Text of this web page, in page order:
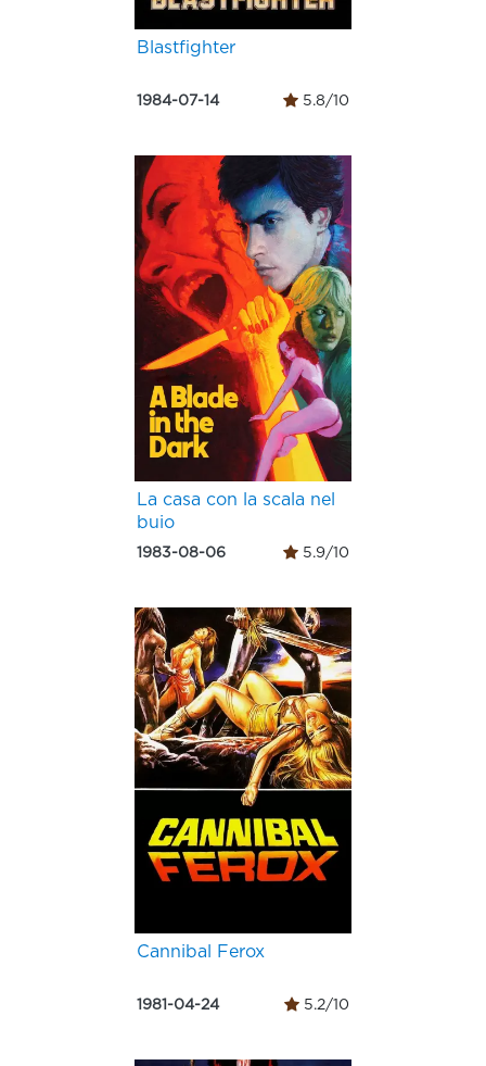
Blastfighter
1984-07-14 5.8/10
La casa con la scala nel
buio
1983-08-06 5.9/10
Cannibal Ferox
1981-04-24 5.2/10